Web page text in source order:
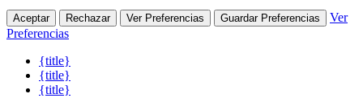
Aceptar Rechazar Ver Preferencias Guardar Preferencias
Ver
Preferencias
{title}
{title}
{title}